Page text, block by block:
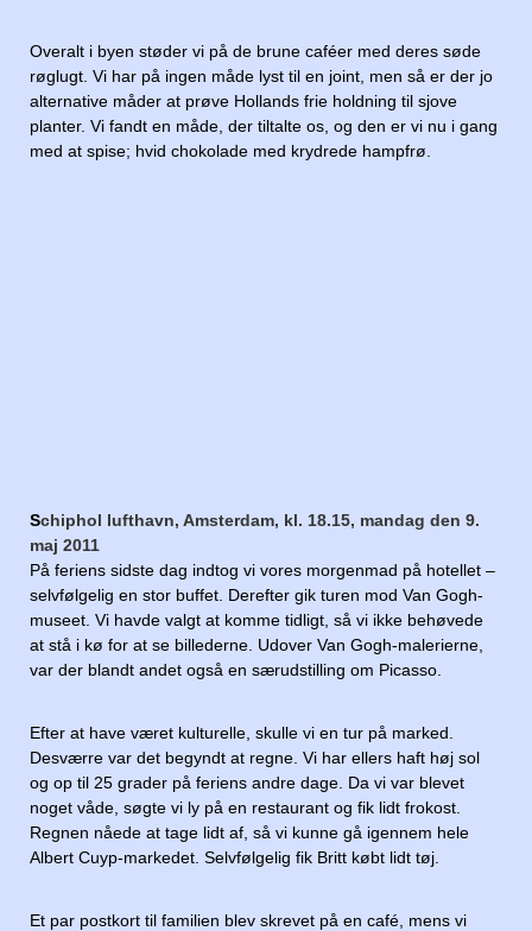
Overalt i byen støder vi på de brune caféer med deres søde
røglugt. Vi har på ingen måde lyst til en joint, men så er der jo
alternative måder at prøve Hollands frie holdning til sjove
planter. Vi fandt en måde, der tiltalte os, og den er vi nu i gang
med at spise; hvid chokolade med krydrede hampfrø.
Schiphol lufthavn, Amsterdam, kl. 18.15, mandag den 9.
maj 2011
På feriens sidste dag indtog vi vores morgenmad på hotellet –
selvfølgelig en stor buffet. Derefter gik turen mod Van Gogh-
museet. Vi havde valgt at komme tidligt, så vi ikke behøvede
at stå i kø for at se billederne. Udover Van Gogh-malerierne,
var der blandt andet også en særudstilling om Picasso.
Efter at have været kulturelle, skulle vi en tur på marked.
Desværre var det begyndt at regne. Vi har ellers haft høj sol
og op til 25 grader på feriens andre dage. Da vi var blevet
noget våde, søgte vi ly på en restaurant og fik lidt frokost.
Regnen nåede at tage lidt af, så vi kunne gå igennem hele
Albert Cuyp-markedet. Selvfølgelig fik Britt købt lidt tøj.
Et par postkort til familien blev skrevet på en café, mens vi